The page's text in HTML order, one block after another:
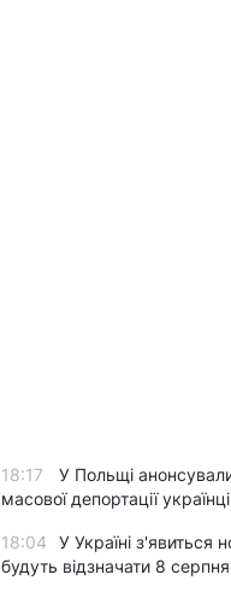
18:17
У Польщі
масової депортації
18:04
У Україні з'явиться
будуть відзначати 8 серпня